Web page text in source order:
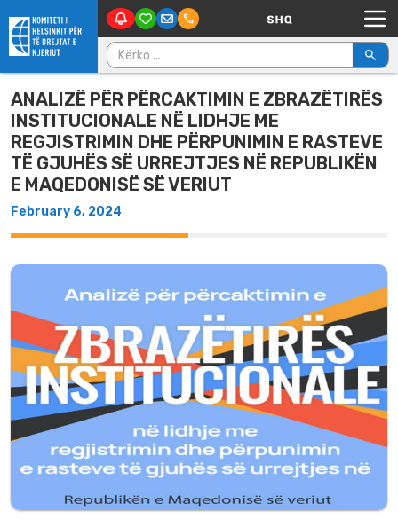
Skip to content Main Navigation
Kërko për:
ANALIZË PËR PËRCAKTIMIN E ZBRAZËTIRËS
INSTITUCIONALE NË LIDHJE ME
REGJISTRIMIN DHE PËRPUNIMIN E RASTEVE
TË GJUHËS SË URREJTJES NË REPUBLIKËN
E MAQEDONISË SË VERIUT
February 6, 2024